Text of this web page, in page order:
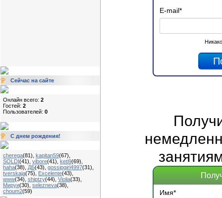
Сейчас на сайте
Онлайн всего: 2
Гостей: 2
Пользователей: 0
С днем рождения!
cherega(81) kapitan59(67)
SOLDI(41) vibore(41) keti9(69)
haha(38) ДБ(43) gossipgirl4997(31)
tverskaja(75) Excelente(43)
www(34) shiptzy(44) Violia(33)
Мируи(30) selezneva(38)
choum2(59)
E-mail*
Имя*